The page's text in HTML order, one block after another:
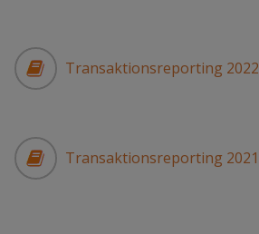
Transaktionsreporting 2022
Transaktionsreporting 2021